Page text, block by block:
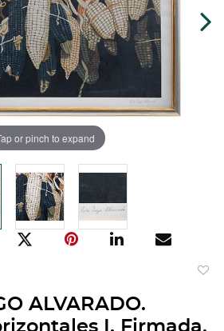
or pinch to expand
ALVARADO.